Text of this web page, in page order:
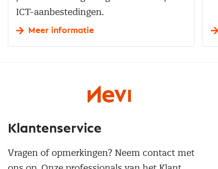
ICT-aanbestedingen.
Meer informatie
Klantenservice
Vragen of opmerkingen? Neem contact met